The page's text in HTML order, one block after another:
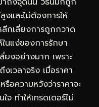
งและไม่ต้องการให้
ลีกเลี่ยงการถูกกวาด
นแง่ของการรักษา
งอย่างมาก เพราะ
เวลาจริง เมื่อราคา
อความหวังว่าราคาจะ
ทำให้เทรดเดอร์ไม่